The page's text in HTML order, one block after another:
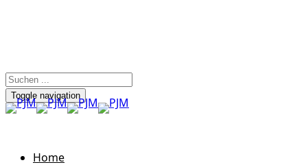
Toggle navigation
Home